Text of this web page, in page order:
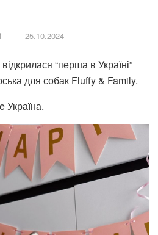
25.10.2024
“перша в Україні”
для собак Fluffy & Family.
Україна.